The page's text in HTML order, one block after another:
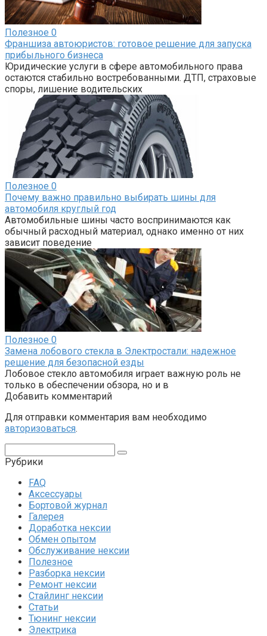
Полезное 0
Франшиза автоюристов: готовое решение для запуска
прибыльного бизнеса
Юридические услуги в сфере автомобильного права
остаются стабильно востребованными. ДТП, страховые
споры, лишение водительских
Полезное 0
Почему важно правильно выбирать шины для
автомобиля круглый год
Автомобильные шины часто воспринимаются как
обычный расходный материал, однако именно от них
зависит поведение
Полезное 0
Замена лобового стекла в Электростали: надежное
решение для безопасной езды
Лобовое стекло автомобиля играет важную роль не
только в обеспечении обзора, но и в
Добавить комментарий
Для отправки комментария вам необходимо
авторизоваться.
Рубрики
FAQ
Аксессуары
Бортовой журнал
Галерея
Доработка нексии
Обмен опытом
Обслуживание нексии
Полезное
Разборка нексии
Ремонт нексии
Стайлинг нексии
Статьи
Тюнинг нексии
Электрика